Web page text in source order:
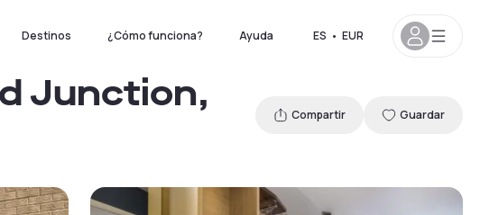
Destinos ¿Cómo funciona? Ayuda ES • EUR
Junction,
Compartir Guardar